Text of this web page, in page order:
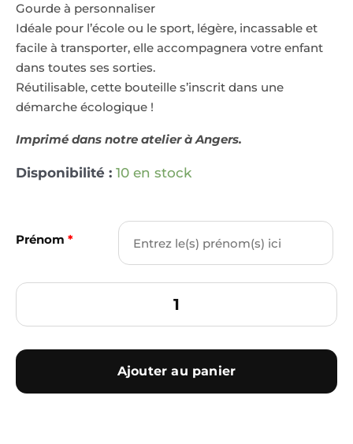
Gourde à personnaliser
Idéale pour l’école ou le sport, légère, incassable et
facile à transporter, elle accompagnera votre enfant
dans toutes ses sorties.
Réutilisable, cette bouteille s’inscrit dans une
démarche écologique !
Imprimé dans notre atelier à Angers.
Disponibilité : 10 en stock
Prénom *
Ajouter au panier